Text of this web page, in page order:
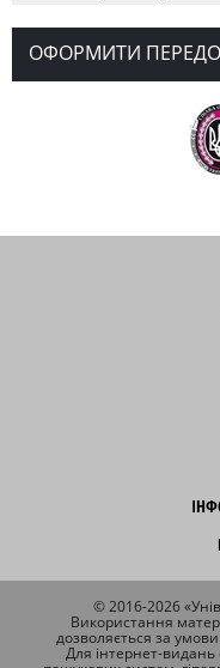
ОФОРМИТИ
© 2016-2026
Використання
дозволяється за
Для інтернет-